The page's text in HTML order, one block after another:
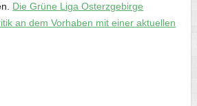
Die Grüne Liga Osterzgebirge
an dem Vorhaben mit einer aktuellen